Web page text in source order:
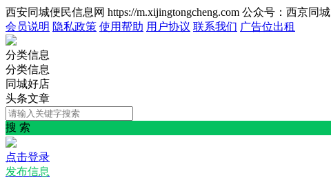
西安同城便民信息网 https://m.xijingtongcheng.com 公众号：西京同城
会员说明 隐私政策 使用帮助 用户协议 联系我们 广告位出租
分类信息
分类信息
同城好店
头条文章
搜 索
点击登录
发布信息